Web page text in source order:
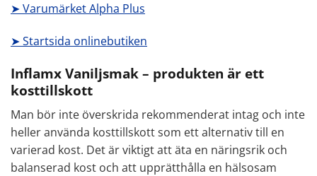
➤ Varumärket Alpha Plus
➤ Startsida onlinebutiken
Inflamx Vaniljsmak – produkten är ett
kosttillskott
Man bör inte överskrida rekommenderat intag och inte
heller använda kosttillskott som ett alternativ till en
varierad kost. Det är viktigt att äta en näringsrik och
balanserad kost och att upprätthålla en hälsosam